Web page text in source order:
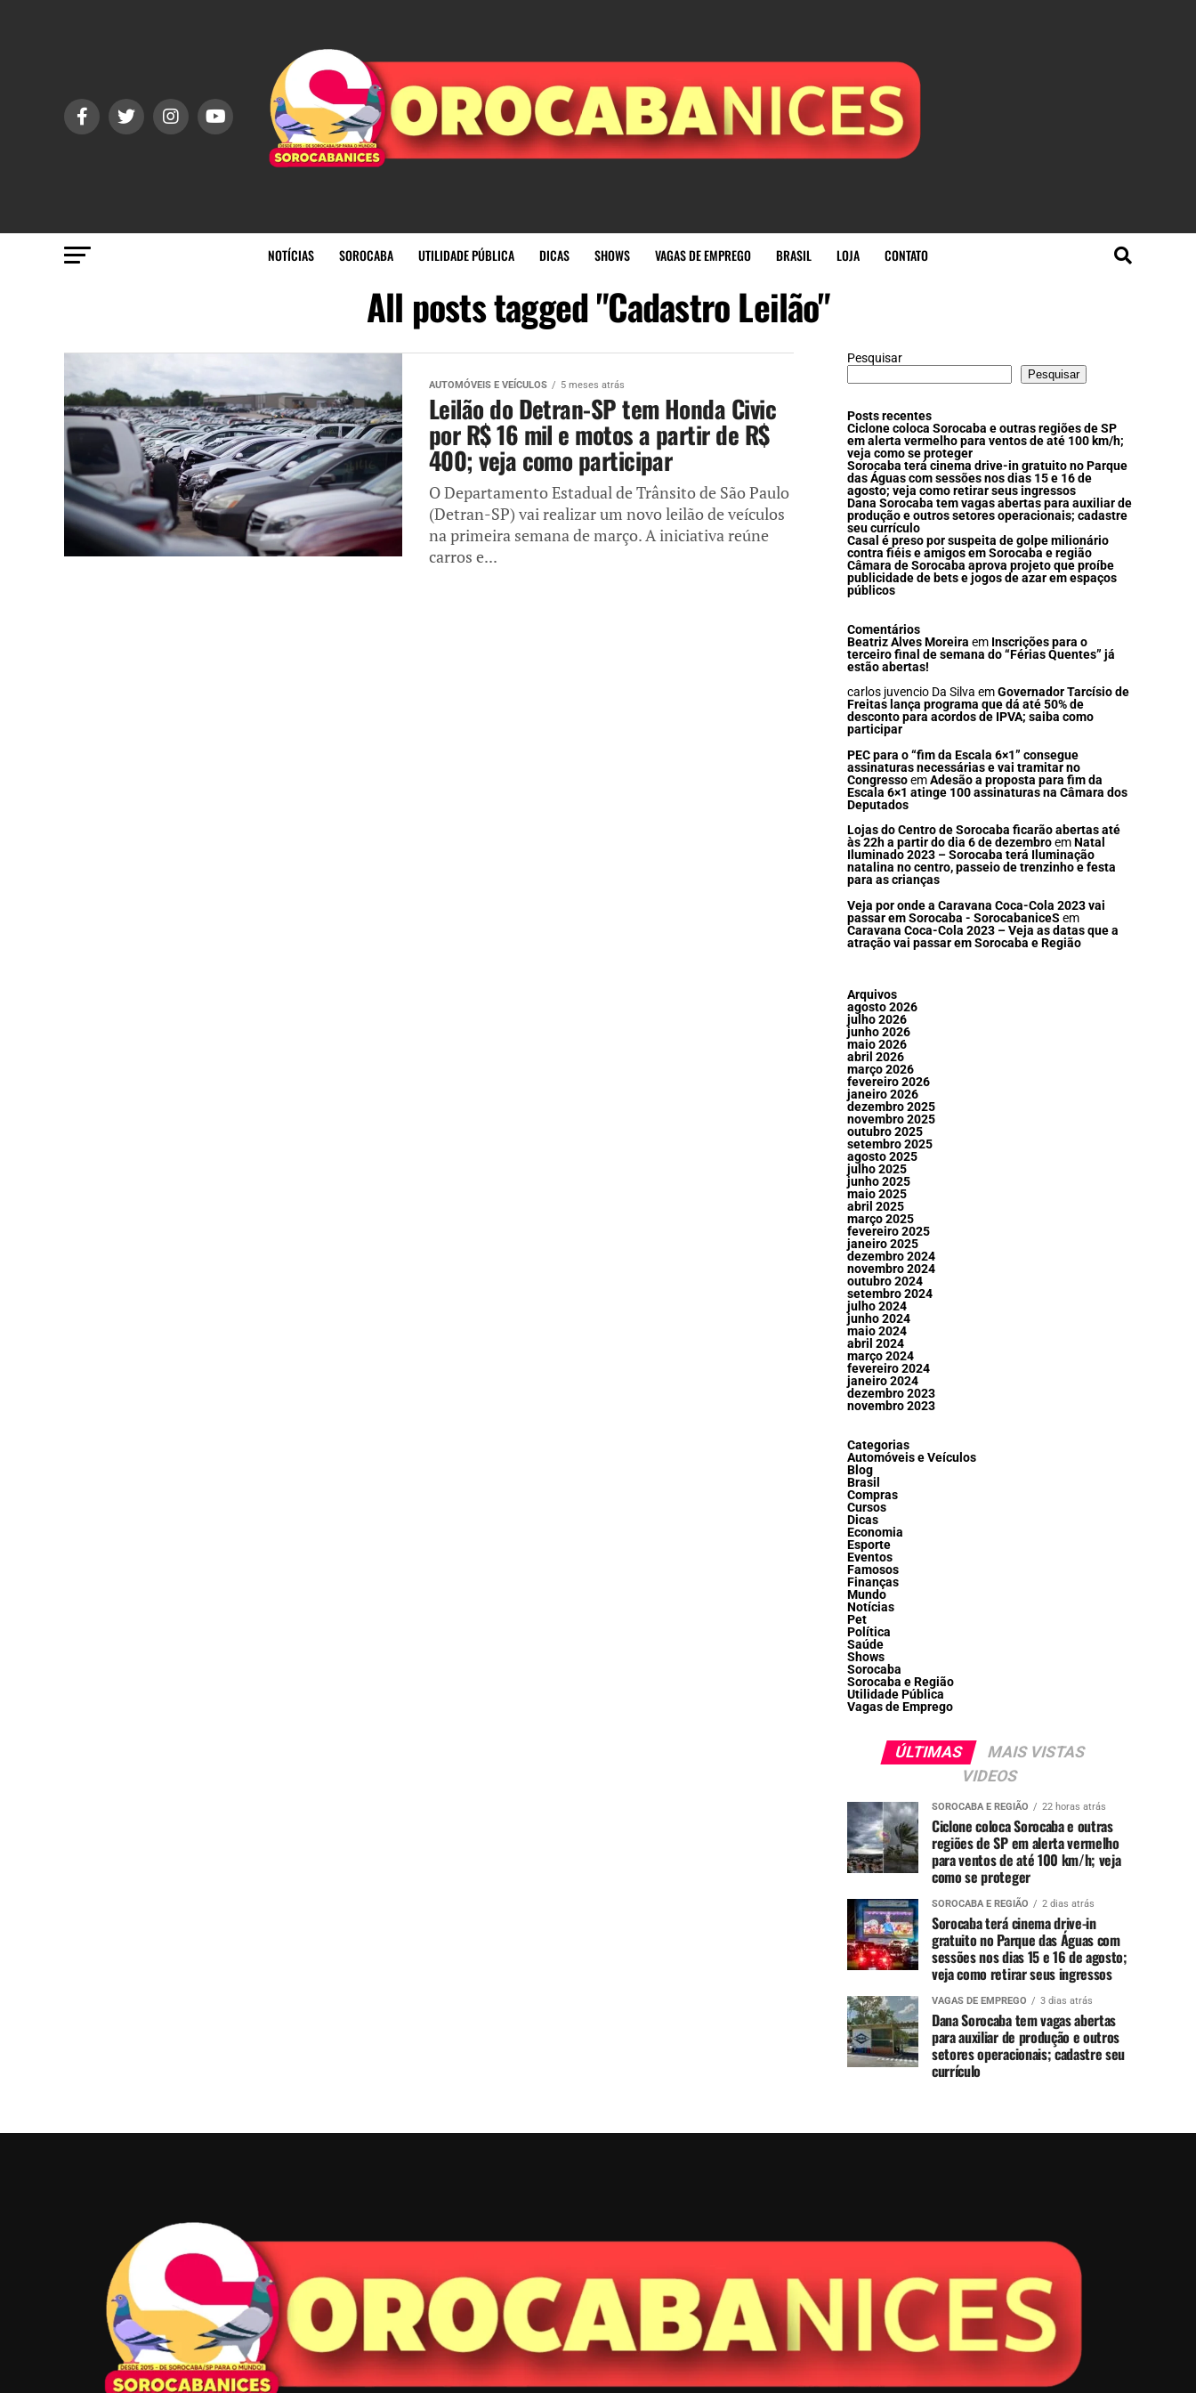
NOTÍCIAS SOROCABA UTILIDADE PÚBLICA DICAS SHOWS VAGAS DE EMPREGO BRASIL LOJA CONTATO
All posts tagged "Cadastro Leilão"
AUTOMÓVEIS E VEÍCULOS 5 meses atrás
Leilão do Detran-SP tem Honda Civic
por R$ 16 mil e motos a partir de R$
400; veja como participar
O Departamento Estadual de Trânsito de São Paulo
(Detran-SP) vai realizar um novo leilão de veículos
na primeira semana de março. A iniciativa reúne
carros e...
Pesquisar
Pesquisar
Posts recentes
Ciclone coloca Sorocaba e outras regiões de SP
em alerta vermelho para ventos de até 100 km/h;
veja como se proteger
Sorocaba terá cinema drive-in gratuito no Parque
das Águas com sessões nos dias 15 e 16 de
agosto; veja como retirar seus ingressos
Dana Sorocaba tem vagas abertas para auxiliar de
produção e outros setores operacionais; cadastre
seu currículo
Casal é preso por suspeita de golpe milionário
contra fiéis e amigos em Sorocaba e região
Câmara de Sorocaba aprova projeto que proíbe
publicidade de bets e jogos de azar em espaços
públicos
Comentários
Beatriz Alves Moreira em Inscrições para o
terceiro final de semana do “Férias Quentes” já
estão abertas!
carlos juvencio Da Silva emGovernador Tarcísio de
Freitas lança programa que dá até 50% de
desconto para acordos de IPVA; saiba como
participar
PEC para o “fim da Escala 6×1” consegue
assinaturas necessárias e vai tramitar no
CongressoemAdesão a proposta para fim da
Escala 6×1 atinge 100 assinaturas na Câmara dos
Deputados
Lojas do Centro de Sorocaba ficarão abertas até
às 22h a partir do dia 6 de dezembroemNatal
Iluminado 2023 – Sorocaba terá Iluminação
natalina no centro, passeio de trenzinho e festa
para as crianças
Veja por onde a Caravana Coca-Cola 2023 vai
passar em Sorocaba - SorocabaniceS em
Caravana Coca-Cola 2023 – Veja as datas que a
atração vai passar em Sorocaba e Região
Arquivos
agosto 2026
julho 2026
junho 2026
maio 2026
abril 2026
março 2026
fevereiro 2026
janeiro 2026
dezembro 2025
novembro 2025
outubro 2025
setembro 2025
agosto 2025
julho 2025
junho 2025
maio 2025
abril 2025
março 2025
fevereiro 2025
janeiro 2025
dezembro 2024
novembro 2024
outubro 2024
setembro 2024
julho 2024
junho 2024
maio 2024
abril 2024
março 2024
fevereiro 2024
janeiro 2024
dezembro 2023
novembro 2023
Categorias
Automóveis e Veículos
Blog
Brasil
Compras
Cursos
Dicas
Economia
Esporte
Eventos
Famosos
Finanças
Mundo
Notícias
Pet
Política
Saúde
Shows
Sorocaba
Sorocaba e Região
Utilidade Pública
Vagas de Emprego
ÚLTIMAS
MAIS VISTAS
VIDEOS
SOROCABA E REGIÃO 22 horas atrás
Ciclone coloca Sorocaba e outras
regiões de SP em alerta vermelho
para ventos de até 100 km/h; veja
como se proteger
SOROCABA E REGIÃO 2 dias atrás
Sorocaba terá cinema drive-in
gratuito no Parque das Águas com
sessões nos dias 15 e 16 de agosto;
veja como retirar seus ingressos
VAGAS DE EMPREGO 3 dias atrás
Dana Sorocaba tem vagas abertas
para auxiliar de produção e outros
setores operacionais; cadastre seu
currículo